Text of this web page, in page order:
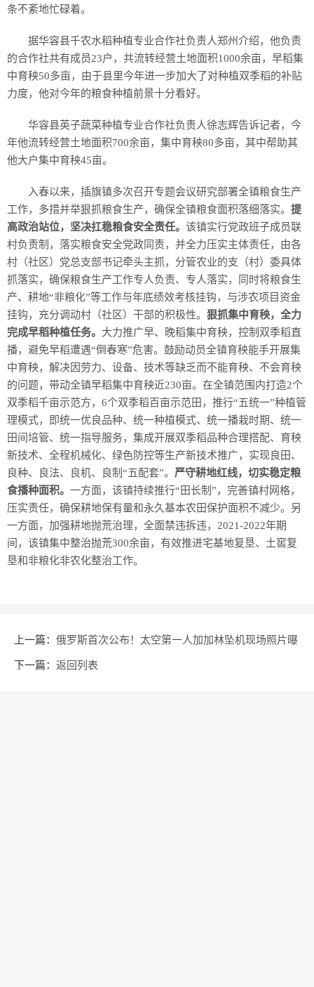
条不紊地忙碌着。
据华容县千农水稻种植专业合作社负责人郑州介绍，他负责
的合作社共有成员23户，共流转经营土地面积1000余亩，早稻集
中育秧50多亩，由于县里今年进一步加大了对种植双季稻的补贴
力度，他对今年的粮食种植前景十分看好。
华容县英子蔬菜种植专业合作社负责人徐志辉告诉记者，今
年他流转经营土地面积700余亩，集中育秧80多亩，其中帮助其
他大户集中育秧45亩。
入春以来，插旗镇多次召开专题会议研究部署全镇粮食生产
工作，多措并举狠抓粮食生产，确保全镇粮食面积落细落实。 提
高政治站位，坚决扛稳粮食安全责任。 该镇实行党政班子成员联
村负责制，落实粮食安全党政同责，并全力压实主体责任，由各
村（社区）党总支部书记牵头主抓，分管农业的支（村）委具体
抓落实，确保粮食生产工作专人负责、专人落实，同时将粮食生
产、耕地“非粮化”等工作与年底绩效考核挂钩，与涉农项目资金
挂钩，充分调动村（社区）干部的积极性。 狠抓集中育秧，全力
完成早稻种植任务。 大力推广早、晚稻集中育秧，控制双季稻直
播，避免早稻遭遇“倒春寒”危害。鼓励动员全镇育秧能手开展集
中育秧，解决因劳力、设备、技术等缺乏而不能育秧、不会育秧
的问题，带动全镇早稻集中育秧近230亩。在全镇范围内打造2个
双季稻千亩示范方，6个双季稻百亩示范田，推行“五统一”种植管
理模式，即统一优良品种、统一种植模式、统一播栽时期、统一
田间培管、统一指导服务，集成开展双季稻品种合理搭配、育秧
新技术、全程机械化、绿色防控等生产新技术推广，实现良田、
良种、良法、良机、良制“五配套”。 严守耕地红线，切实稳定粮
食播种面积。 一方面，该镇持续推行“田长制”，完善镇村网格，
压实责任，确保耕地保有量和永久基本农田保护面积不减少。另
一方面，加强耕地抛荒治理，全面禁违拆违，2021-2022年期
间，该镇集中整治抛荒300余亩，有效推进宅基地复垦、土窖复
垦和非粮化非农化整治工作。
上一篇： 俄罗斯首次公布！太空第一人加加林坠机现场照片曝
光
下一篇： 返回列表